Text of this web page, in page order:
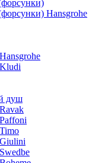
Hansgrohe
душ